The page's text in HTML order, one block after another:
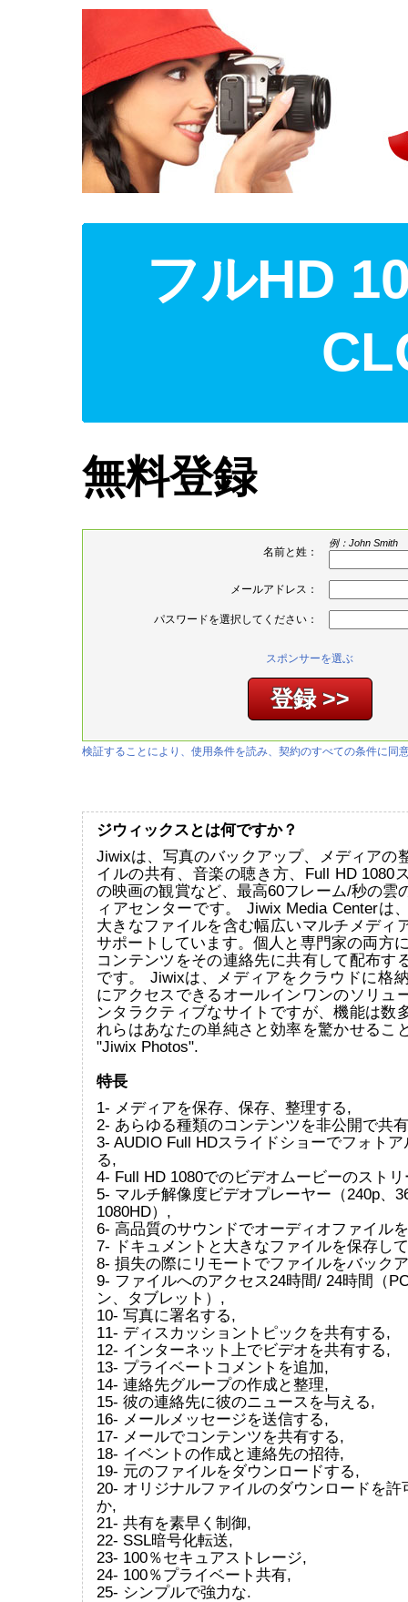
フルHD
無料登録
名前と姓：
例：John Smith
メールアドレス：
パスワードを選択してください：
スポンサーを選ぶ
検証することにより、使用条件を読み、契約のすべての条件に同
ジウィックスとは何ですか？
Jiwixは、写真のバックアップ、メディアの
イルの共有、音楽の聴き方、Full HD 1080
の映画の観賞など、最高60フレーム/秒の雲
ィアセンターです。 Jiwix Media Centerは
大きなファイルを含む幅広いマルチメディ
サポートしています。個人と専門家の両方
コンテンツをその連絡先に共有して配布す
です。 Jiwixは、メディアをクラウドに格
にアクセスできるオールインワンのソリュ
ンタラクティブなサイトですが、機能は数
れらはあなたの単純さと効率を驚かせるこ
"Jiwix Photos".
特長
1- メディアを保存、保存、整理する,
2- あらゆる種類のコンテンツを非公開で共
3- AUDIO Full HDスライドショーでフォト
る,
4- Full HD 1080でのビデオムービーのスト
5- マルチ解像度ビデオプレーヤー（240p、
1080HD）,
6- 高品質のサウンドでオーディオファイル
7- ドキュメントと大きなファイルを保存し
8- 損失の際にリモートでファイルをバック
9- ファイルへのアクセス24時間/ 24時間（
ン、タブレット）,
10- 写真に署名する,
11- ディスカッショントピックを共有する,
12- インターネット上でビデオを共有する,
13- プライベートコメントを追加,
14- 連絡先グループの作成と整理,
15- 彼の連絡先に彼のニュースを与える,
16- メールメッセージを送信する,
17- メールでコンテンツを共有する,
18- イベントの作成と連絡先の招待,
19- 元のファイルをダウンロードする,
20- オリジナルファイルのダウンロードを許
か,
21- 共有を素早く制御,
22- SSL暗号化転送,
23- 100％セキュアストレージ,
24- 100％プライベート共有,
25- シンプルで強力な.